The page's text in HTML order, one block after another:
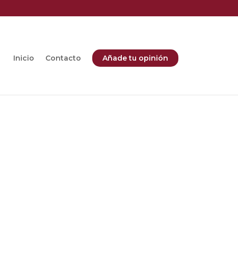
Inicio Contacto Añade tu opinión